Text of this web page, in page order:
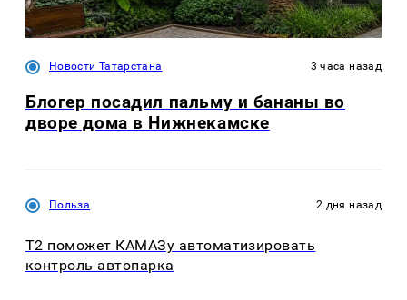
Новости Татарстана 3 часа назад
Блогер посадил пальму и бананы во
дворе дома в Нижнекамске
Польза 2 дня назад
T2 поможет КАМАЗу автоматизировать
контроль автопарка